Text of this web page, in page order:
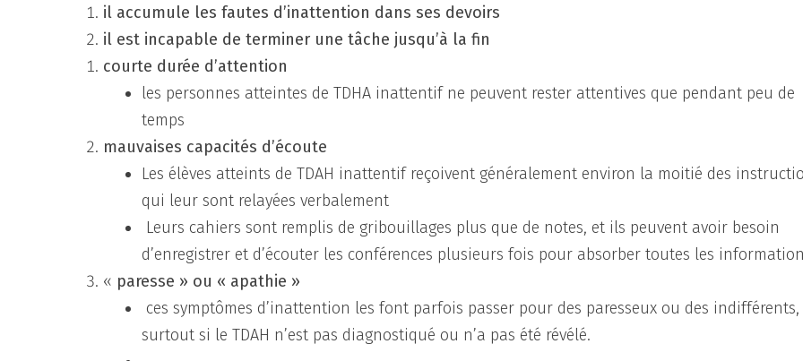
il accumule les fautes d’inattention dans ses devoirs
il est incapable de terminer une tâche jusqu’à la fin
courte durée d’attention
les personnes atteintes de TDHA inattentif ne peuvent rester attentives que pendant peu de
temps
mauvaises capacités d’écoute
Les élèves atteints de TDAH inattentif reçoivent généralement environ la moitié des
qui leur sont relayées verbalement
Leurs cahiers sont remplis de gribouillages plus que de notes, et ils peuvent avoir besoin
d’enregistrer et d’écouter les conférences plusieurs fois pour absorber toutes les
« paresse » ou « apathie »
ces symptômes d’inattention les font parfois passer pour des paresseux ou des indifférents,
surtout si le TDAH n’est pas diagnostiqué ou n’a pas été révélé.